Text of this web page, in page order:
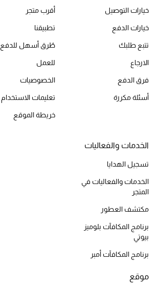
الموسم الجديد
الحقائب النسائية
دليل ملتزمات الحقائب
حقائب رجالية
أبرز المصممين
أبرز الحقائب
خيارات التوصيل
خيارات الدفع
تتبع طلبك
الارجاع
فرق الدفع
أسئلة مكررة
أقرب متجر
تطبيقنا
طُرق أسهل للدفع
للعمل
الخصوصيات
تعليمات الاستخدام
خريطة الموقع
الخدمات والفعاليات
تسجيل الهدايا
الخدمات والفعاليات في
المتجر
مكتشف العطور
برنامج المكافآت بلوميز
بيوتي
برنامج المكافآت أمبر
موقع